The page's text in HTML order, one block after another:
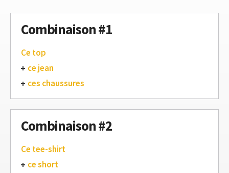
Combinaison #1
Ce top
ce jean
ces chaussures
Combinaison #2
Ce tee-shirt
ce short